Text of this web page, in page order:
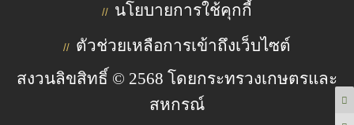
// นโยบายการใช้คุกกี้
// ตัวช่วยเหลือการเข้าถึงเว็บไซต์
สงวนลิขสิทธิ์ © 2568 โดยกระทรวงเกษตรและ
สหกรณ์